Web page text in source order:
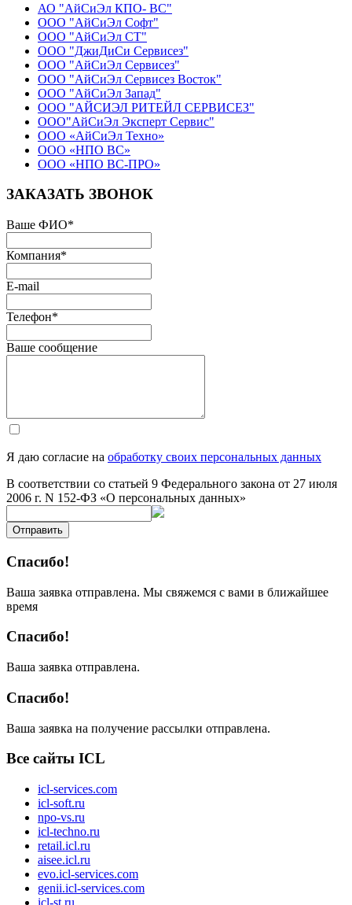
АО "АйСиЭл КПО- ВС"
ООО "АйСиЭл Софт"
ООО "АйСиЭл СТ"
ООО "ДжиДиСи Сервисез"
ООО "АйСиЭл Сервисез"
ООО "АйСиЭл Сервисез Восток"
ООО "АйСиЭл Запад"
ООО "АЙСИЭЛ РИТЕЙЛ СЕРВИСЕЗ"
ООО"АйСиЭл Эксперт Сервис"
ООО «АйСиЭл Техно»
ООО «НПО ВС»
ООО «НПО ВС-ПРО»
ЗАКАЗАТЬ ЗВОНОК
Ваше ФИО*
Компания*
E-mail
Телефон*
Ваше сообщение
Я даю согласие на обработку своих персональных данных
В соответствии со статьей 9 Федерального закона от 27 июля
2006 г. N 152-ФЗ «О персональных данных»
Отправить
Спасибо!
Ваша заявка отправлена. Мы свяжемся с вами в ближайшее
время
Спасибо!
Ваша заявка отправлена.
Спасибо!
Ваша заявка на получение рассылки отправлена.
Все сайты ICL
icl-services.com
icl-soft.ru
npo-vs.ru
icl-techno.ru
retail.icl.ru
aisee.icl.ru
evo.icl-services.com
genii.icl-services.com
icl-st.ru